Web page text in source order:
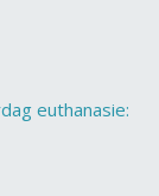
euthanasie: